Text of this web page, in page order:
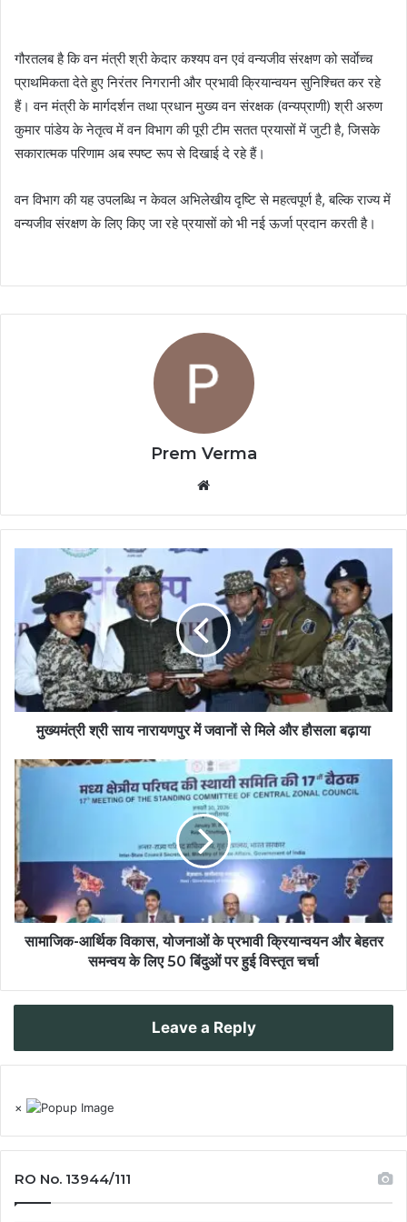
गौरतलब है कि वन मंत्री श्री केदार कश्यप वन एवं वन्यजीव संरक्षण को सर्वाेच्च
प्राथमिकता देते हुए निरंतर निगरानी और प्रभावी क्रियान्वयन सुनिश्चित कर रहे
हैं। वन मंत्री के मार्गदर्शन तथा प्रधान मुख्य वन संरक्षक (वन्यप्राणी) श्री अरुण
कुमार पांडेय के नेतृत्व में वन विभाग की पूरी टीम सतत प्रयासों में जुटी है, जिसके
सकारात्मक परिणाम अब स्पष्ट रूप से दिखाई दे रहे हैं।
वन विभाग की यह उपलब्धि न केवल अभिलेखीय दृष्टि से महत्वपूर्ण है, बल्कि राज्य में
वन्यजीव संरक्षण के लिए किए जा रहे प्रयासों को भी नई ऊर्जा प्रदान करती है।
Prem Verma
मुख्यमंत्री श्री साय नारायणपुर में जवानों से मिले और हौसला बढ़ाया
सामाजिक-आर्थिक विकास, योजनाओं के प्रभावी क्रियान्वयन और बेहतर
समन्वय के लिए 50 बिंदुओं पर हुई विस्तृत चर्चा
Leave a Reply
×
RO No. 13944/111